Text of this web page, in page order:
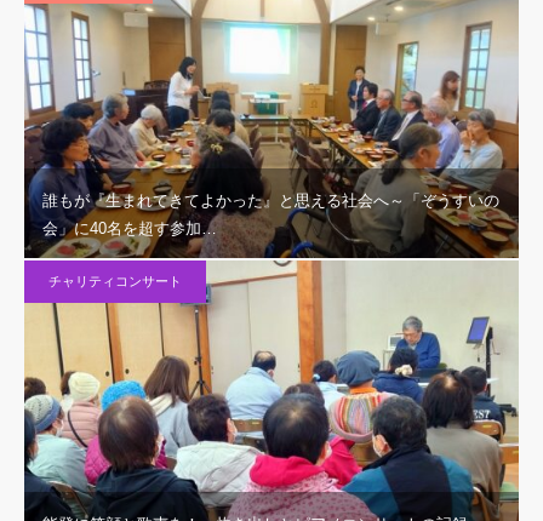
誰もが『生まれてきてよかった』と思える社会へ～「ぞうすいの
会」に40名を超す参加…
チャリティコンサート